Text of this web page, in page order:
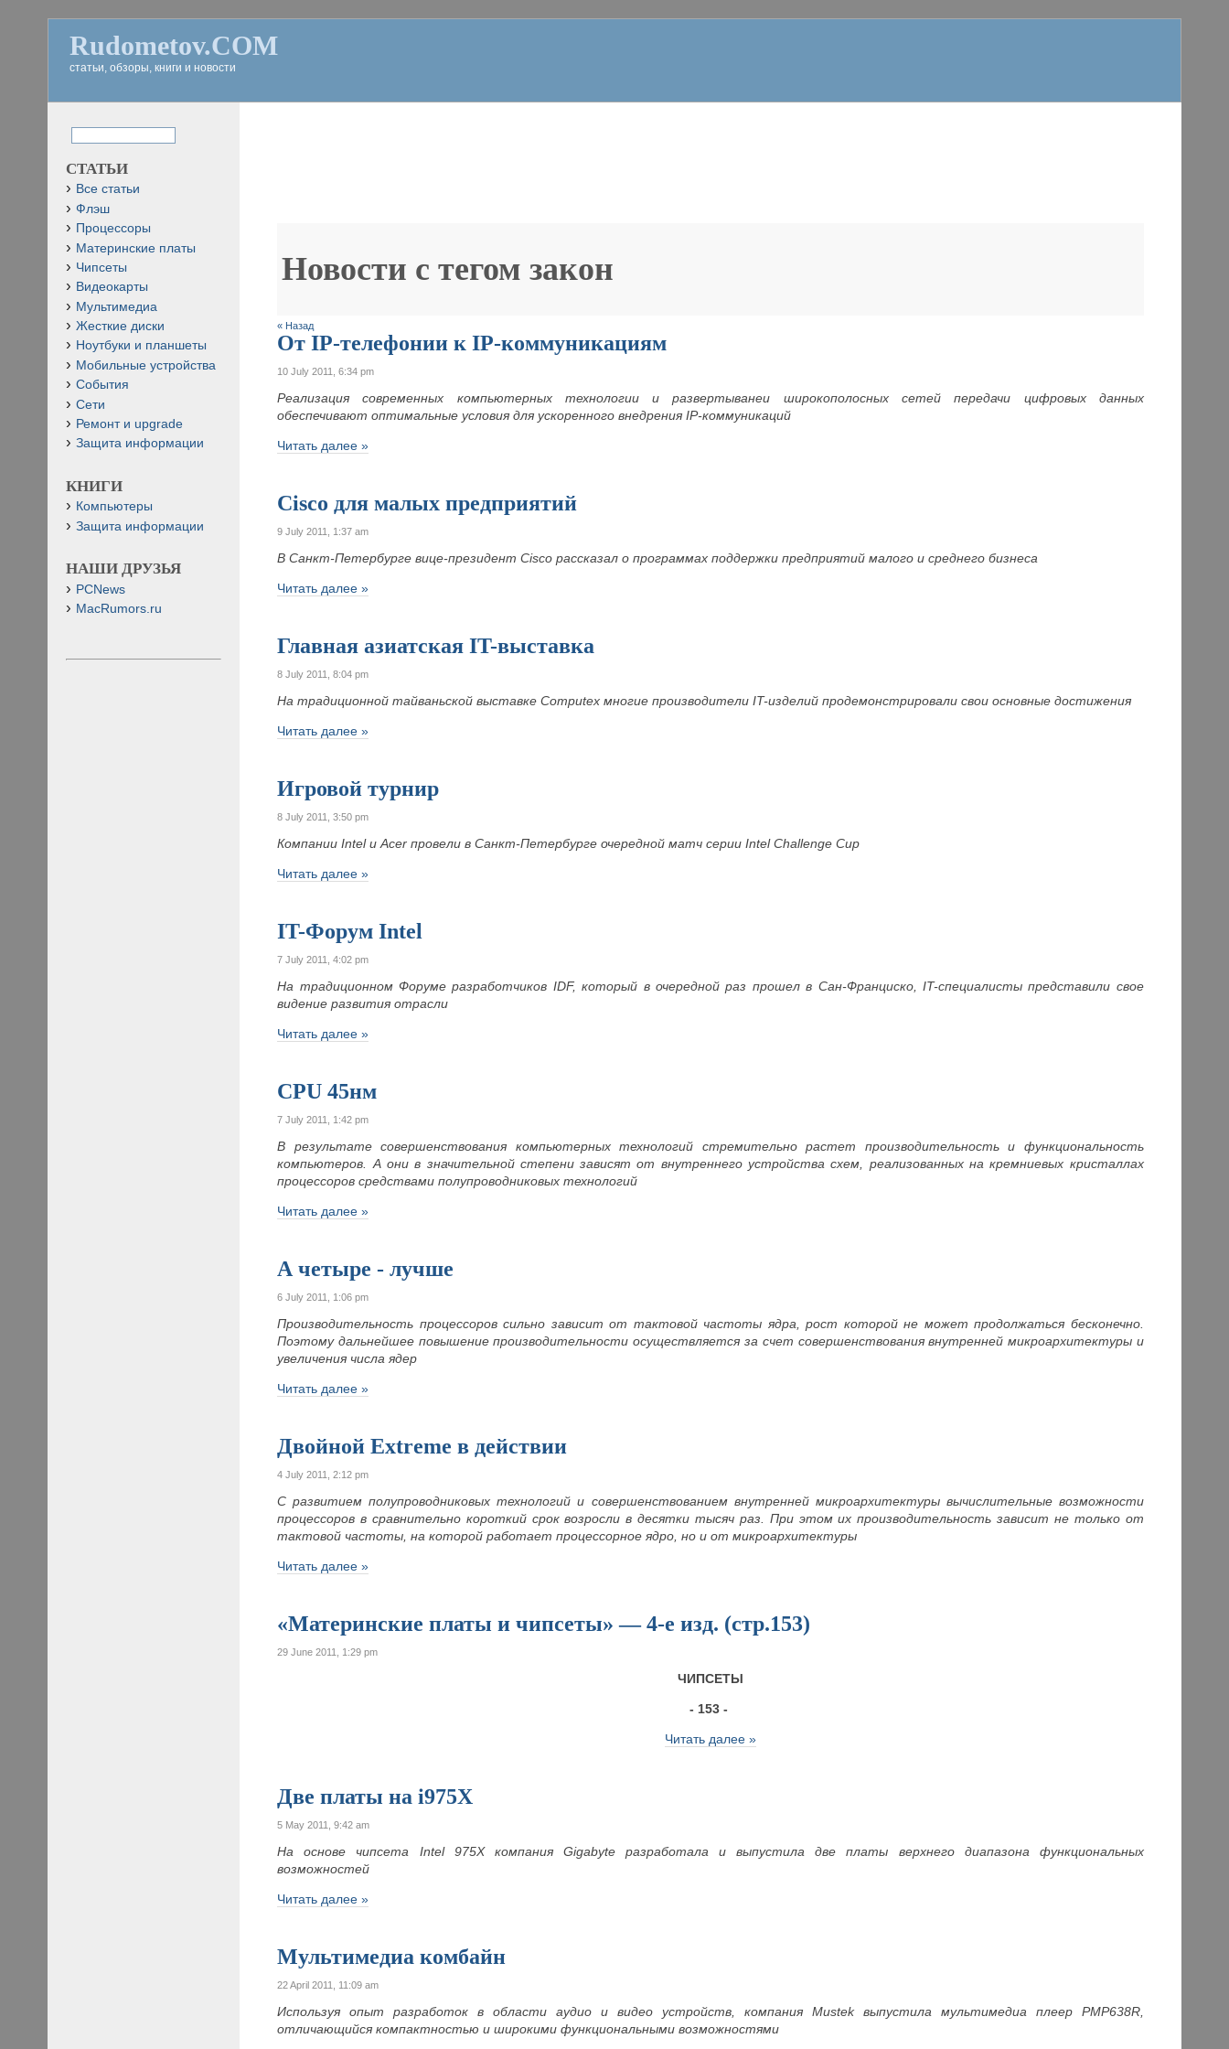
Rudometov.COM
статьи, обзоры, книги и новости
Новости с тегомзакон
« Назад
От IP-телефонии к IP-коммуникациям
10 July 2011, 6:34 pm
Реализация современных компьютерных технологии и развертыванеи широкополосных сетей передачи цифровых данных
обеспечивают оптимальные условия для ускоренного внедренияIP-коммуникаций
Читать далее »
Cisco для малых предприятий
9 July 2011, 1:37 am
В Санкт-Петербурге вице-президент Cisco рассказал о программах поддержки предприятий малого и среднего бизнеса
Читать далее »
Главная азиатская IT-выставка
8 July 2011, 8:04 pm
На традиционной тайваньской выставке Computex многие производители IT-изделий продемонстрировали свои основные достижения
Читать далее »
Игровой турнир
8 July 2011, 3:50 pm
КомпанииIntelиAcer провели в Санкт-Петербурге очередной матч серииIntel Challenge Cup
Читать далее »
IT-Форум Intel
7 July 2011, 4:02 pm
На традиционном Форуме разработчиков IDF, который в очередной раз прошел в Сан-Франциско, IT-специалисты представили свое
видение развития отрасли
Читать далее »
CPU 45нм
7 July 2011, 1:42 pm
В результате совершенствования компьютерных технологий стремительно растет производительность и функциональность
компьютеров. А они в значительной степени зависят от внутреннего устройства схем, реализованных на кремниевых кристаллах
процессоров средствами полупроводниковых технологий
Читать далее »
А четыре - лучше
6 July 2011, 1:06 pm
Производительность процессоров сильно зависит от тактовой частоты ядра, рост которой не может продолжаться бесконечно.
Поэтому дальнейшее повышение производительности осуществляется за счет совершенствования внутренней микроархитектуры и
увеличения числа ядер
Читать далее »
Двойной Extreme в действии
4 July 2011, 2:12 pm
С развитием полупроводниковых технологий и совершенствованием внутренней микроархитектуры вычислительные возможности
процессоров в сравнительно короткий срок возросли в десятки тысяч раз. При этом их производительность зависит не только от
тактовой частоты, на которой работает процессорное ядро, но и от микроархитектуры
Читать далее »
«Материнские платы и чипсеты» — 4-е изд. (стр.153)
29 June 2011, 1:29 pm
ЧИПСЕТЫ
- 153 -
Читать далее »
Две платы на i975X
5 May 2011, 9:42 am
На основе чипсета Intel 975X компания Gigabyte разработала и выпустила две платы верхнего диапазона функциональных
возможностей
Читать далее »
Мультимедиа комбайн
22 April 2011, 11:09 am
Используя опыт разработок в области аудио и видео устройств, компания Mustek выпустила мультимедиа плеер PMP638R,
отличающийся компактностью и широкими функциональными возможностями
СТАТЬИ
Все статьи
Флэш
Процессоры
Материнские платы
Чипсеты
Видеокарты
Мультимедиа
Жесткие диски
Ноутбуки и планшеты
Мобильные устройства
События
Сети
Ремонт и upgrade
Защита информации
КНИГИ
Компьютеры
Защита информации
НАШИ ДРУЗЬЯ
PCNews
MacRumors.ru